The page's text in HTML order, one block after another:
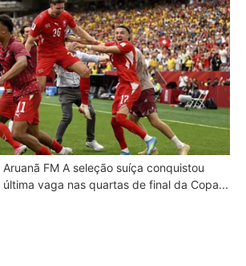
FM A seleção suíça conquistou
vaga nas quartas de final da Copa...